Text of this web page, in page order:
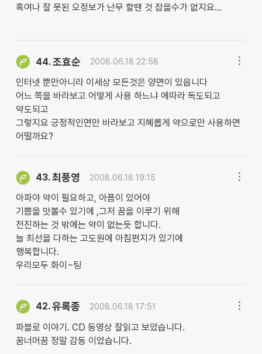
혹여나 잘 못된 오정보가 난무 할땐 것 잡을수가 없지요...
44.조효순 2008.06.18 22:58
인터넷 뿐만아니라 이세상 모든것은 양면이 있읍니다
어느 쪽을 바라보고 어떻게 사용 하느냐 에따라 독도되고
약도되고
그렇지요 긍정적인면만 바라보고 지혜롭게 약으로만 사용하면
어떨까요?
43.최풍영 2008.06.18 19:15
아파야 약이 필요하고, 아픔이 있어야
기쁨을 맛볼수 있기에 ,그저 꿈을 이루기 위해
전진하는 것 밖에는 약이 없는듯 합니다.
늘 최선을 다하는 고도원에 아침편지가 있기에
행복합니다.
우리모두 화이~팅
42.유록종 2008.06.18 17:51
파블로 이야기. CD 동영상 잘읽고 보았습니다.
꿈너머꿈 정말 감동 이었습니다.